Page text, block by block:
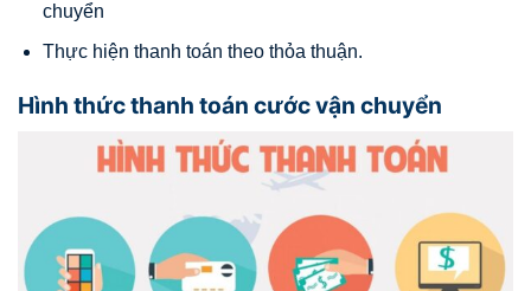
chuyển
Thực hiện thanh toán theo thỏa thuận.
Hình thức thanh toán cước vận chuyển